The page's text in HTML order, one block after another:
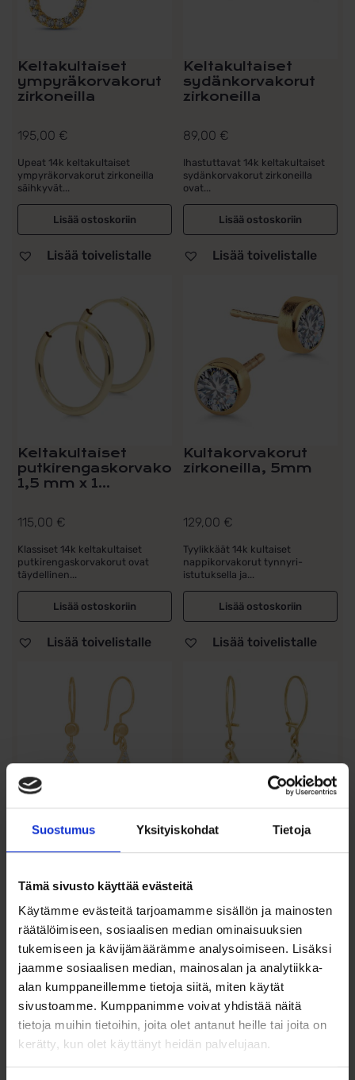
Suostumus Yksityiskohdat Tietoja
Tämä sivusto käyttää evästeitä
Käytämme evästeitä tarjoamamme sisällön ja mainosten
räätälöimiseen, sosiaalisen median ominaisuuksien
tukemiseen ja kävijämäärämme analysoimiseen. Lisäksi
jaamme sosiaalisen median, mainosalan ja analytiikka-
alan kumppaneillemme tietoja siitä, miten käytät
sivustoamme. Kumppanimme voivat yhdistää näitä
tietoja muihin tietoihin, joita olet antanut heille tai joita on
kerätty, kun olet käyttänyt heidän palvelujaan.
Keltakultaiset
ympyräkorvakorut
zirkoneilla
195,00 €
Upeat 14k keltakultaiset
ympyräkorvakorut zirkoneilla
säihkyvät...
Lisää ostoskoriin
Lisää toivelistalle
Keltakultaiset
sydänkorvakorut
zirkoneilla
89,00 €
Ihastuttavat 14k keltakultaiset
sydänkorvakorut zirkoneilla
ovat...
Lisää ostoskoriin
Lisää toivelistalle
Keltakultaiset
putkirengaskorvakorut
1,5 mm x 1...
115,00 €
Klassiset 14k keltakultaiset
putkirengaskorvakorut ovat
täydellinen...
Lisää ostoskoriin
Lisää toivelistalle
Kultakorvakorut
zirkoneilla, 5mm
129,00 €
Tyylikkäät 14k kultaiset
nappikorvakorut tynnyri-
istutuksella ja...
Lisää ostoskoriin
Lisää toivelistalle
roikkuvat
zirkoneilla
495,00€
kultakorvakorut 14k
keltakullasta. Pisaramainen...
Lisää toivelistalle
pisaranmuotoiset
zirk...
245,00€
kultakorvakorut 14k
keltakullasta. Kirkkaat...
Lisää toivelistalle